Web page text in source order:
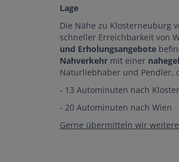
Lage
Die Nähe zu Klosterneuburg
schneller Erreichbarkeit von
und Erholungsangebote
Nahverkehr mit einer
Naturliebhaber und Pendler,
- 13 Autominuten nach
- 20 Autominuten nach Wien
Gerne übermitteln wir